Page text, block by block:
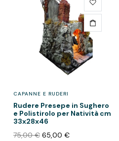
CAPANNE E RUDERI
Rudere Presepe in Sughero
e Polistirolo per Natività cm
33x28x46
75,00€ 65,00 €